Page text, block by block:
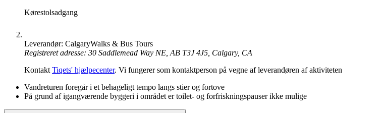
Kørestolsadgang
Leverandør: CalgaryWalks & Bus Tours
Registreret adresse: 30 Saddlemead Way NE, AB T3J 4J5, Calgary, CA
Kontakt Tiqets' hjælpecenter. Vi fungerer som kontaktperson på vegne af leverandøren af aktiviteten
Vandreturen foregår i et behageligt tempo langs stier og fortove
På grund af igangværende byggeri i området er toilet- og forfriskningspauser ikke mulige